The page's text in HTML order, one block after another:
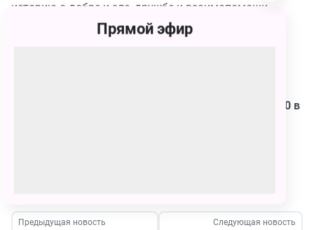
историю о добре и зле, дружбе и взаимопомощи,
встретятся с любимыми сказочными персонажами,
13 января в 19:30 в
Предыдущая новость Следующая новость
Прямой эфир